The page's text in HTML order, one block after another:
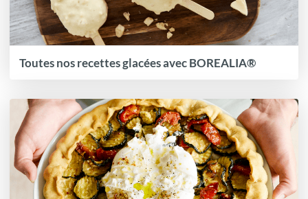
Toutes nos recettes glacées avec BOREALIA®